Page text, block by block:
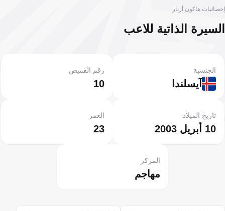
إحصائيات هاكون أرنار
السيرة الذاتية للاعب
آيسلندا
الجنسية
10
رقم القميص
10 أبريل 2003
تاريخ الميلاد
23
العمر
مهاجم
المركز